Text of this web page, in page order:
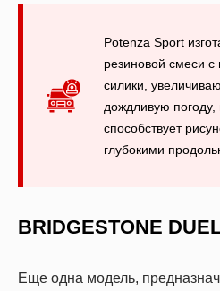
Potenza Sport
резиновой смеси
силики,
дождливую погоду,
способствует
глубокими
BRIDGESTONE
Еще одна модель,